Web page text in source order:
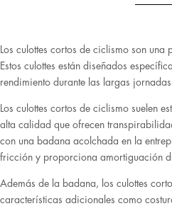
Los culottes cortos de ciclismo son
Estos culottes están diseñados
rendimiento durante las largas
Los culottes cortos de ciclismo suelen
alta calidad que ofrecen
con una badana acolchada en la
fricción y proporciona amortiguación
Además de la badana, los culottes
características adicionales como